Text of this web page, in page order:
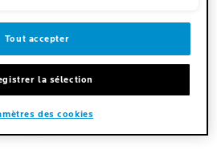
Tout accepter
la sélection
des cookies